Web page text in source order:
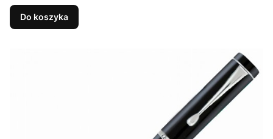
Do koszyka